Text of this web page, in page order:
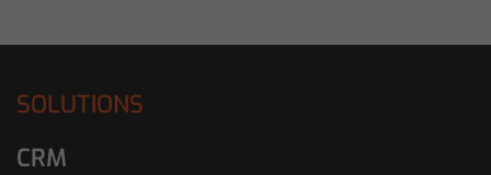
SOLUTIONS
CRM